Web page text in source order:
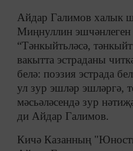
Айдар Галимов халык
Миңнуллин эшчәнлеген
“Тәнкыйтьләсә,
вакытта эстраданы
белә: поэзия эстрада
ул зур эшләр эшләргә,
мәсьәләсендә зур
ди Айдар Галимов.
Кичә Казанның